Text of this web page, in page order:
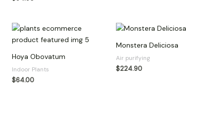
Hoya Obovatum
Indoor Plants
$64.00
Monstera Deliciosa
Air purifying
$224.90